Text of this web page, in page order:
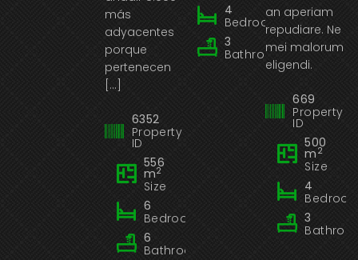
más
adyacentes
porque
pertenecen
[…]
6352
Property
ID
556
m2
Size
6
Bedrooms
6
Bathrooms
4
Bedrooms
3
Bathrooms
an aperiam
repudiare. Ne
mei malorum
eligendi.
669
Property
ID
500
m 2
Size
4
3